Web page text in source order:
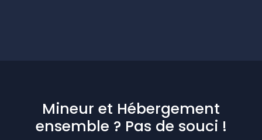
Mineur et Hébergement
ensemble ? Pas de souci !